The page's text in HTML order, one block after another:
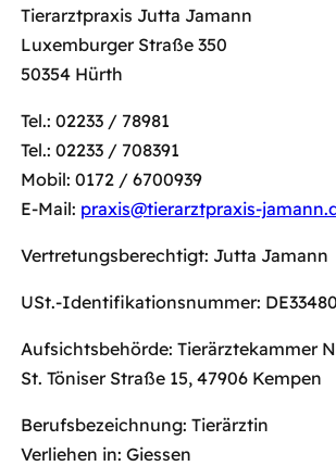
Tierarztpraxis Jutta Jamann
Luxemburger Straße 350
50354 Hürth
Tel.: 02233 / 78981
Tel.: 02233 / 708391
Mobil: 0172 / 6700939
E-Mail: praxis@tierarztpraxis-
Vertretungsberechtigt: Jutta Jamann
USt.-Identifikationsnummer:
Aufsichtsbehörde: Tierärztekammer
St. Töniser Straße 15, 47906 Kempen
Berufsbezeichnung: Tierärztin
Verliehen in: Giessen